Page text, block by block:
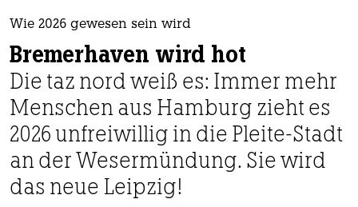
wahrheit
verlag
verlag
veranstaltungen
shop
fragen & hilfe
Wie 2026 gewesen sein wird
Bremerhaven wird hot
Die taz nord weiß es: Immer mehr
Menschen aus Hamburg zieht es
2026 unfreiwillig in die Pleite-Stadt
an der Wesermündung. Sie wird
das neue Leipzig!